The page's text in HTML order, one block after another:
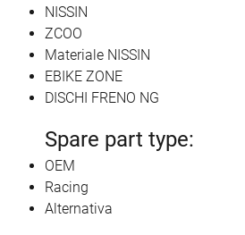
NISSIN
ZCOO
Materiale NISSIN
EBIKE ZONE
DISCHI FRENO NG
Spare part type:
OEM
Racing
Alternativa